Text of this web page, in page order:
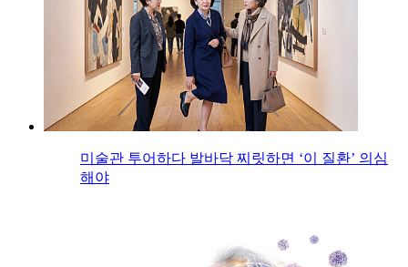
미술관 투어하다 발바닥 찌릿하면 ‘이 질환’ 의심
해야